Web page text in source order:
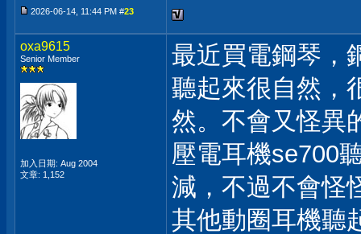
2026-06-14, 11:44 PM #23
oxa9615
Senior Member
加入日期: Aug 2004
文章: 1,152
最近買電鋼琴，
聽起來很自然，
然。不會又怪異
壓電耳機se700
減，不過不會怪
其他動圈耳機聽